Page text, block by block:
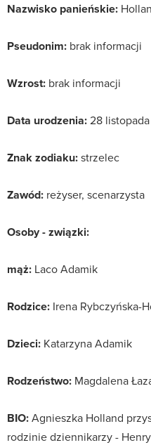
Nazwisko panieńskie:
Pseudonim: brak informacji
Wzrost: brak informacji
Data urodzenia:28 listopada
Znak zodiaku:strzelec
Zawód: reżyser, scenarzysta
Osoby - związki:
mąż: Laco Adamik
Rodzice: Irena Rybczyńska-
Dzieci: Katarzyna Adamik
Rodzeństwo: Magdalena
BIO:Agnieszka Holland
rodzinie dziennikarzy -